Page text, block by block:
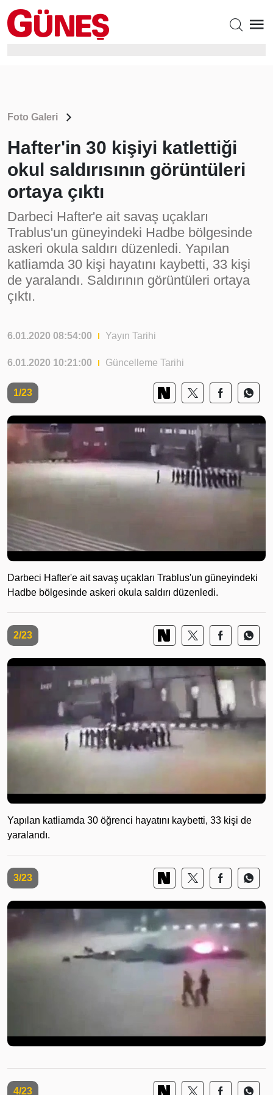
Foto Galeri
Hafter'in 30 kişiyi katlettiği
okul saldırısının görüntüleri
ortaya çıktı
Darbeci Hafter'e ait savaş uçakları
Trablus'un güneyindeki Hadbe bölgesinde
askeri okula saldırı düzenledi. Yapılan
katliamda 30 kişi hayatını kaybetti, 33 kişi
de yaralandı. Saldırının görüntüleri ortaya
çıktı.
6.01.2020 08:54:00 Yayın Tarihi
6.01.2020 10:21:00 Güncelleme Tarihi
1/23
Darbeci Hafter'e ait savaş uçakları Trablus'un güneyindeki
Hadbe bölgesinde askeri okula saldırı düzenledi.
2/23
Yapılan katliamda 30 öğrenci hayatını kaybetti, 33 kişi de
yaralandı.
3/23
4/23